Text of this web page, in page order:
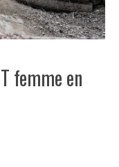
femme en